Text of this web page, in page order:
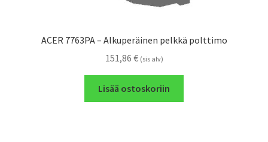
ACER 7763PA – Alkuperäinen pelkkä polttimo
151,86 € (sis alv)
Lisää ostoskoriin